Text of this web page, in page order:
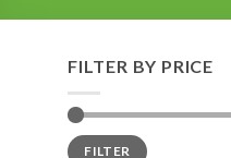
FILTER BY PRICE
Min
price
Max
priceFILTER